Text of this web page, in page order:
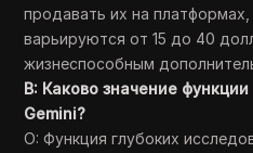
продавать их на платформах,
варьируются от 15 до 40
жизнеспособным
В: Каково значение
Gemini?
О: Функция глубоких